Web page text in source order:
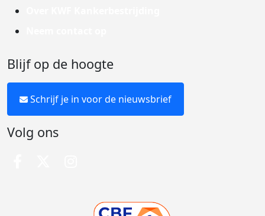
Blijf op de hoogte
Schrijf je in voor de nieuwsbrief
Volg ons